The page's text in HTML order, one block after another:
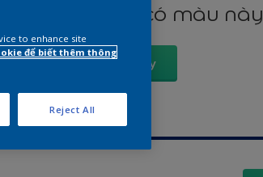
Tìm sản phẩm có màu này
Xem Ngay
to enhance site
để biết thêm thông
Reject All